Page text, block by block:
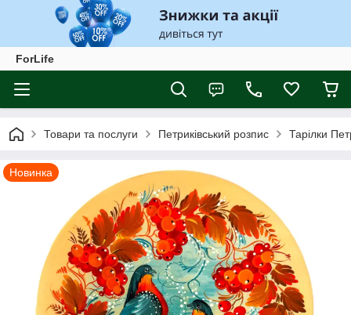
ForLife
Товари та послуги Петриківський розпис Тарілки
Новинка